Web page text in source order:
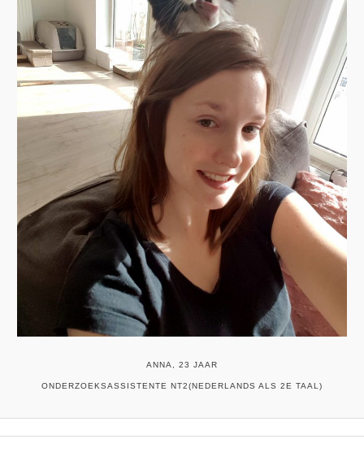
ANNA, 23 JAAR
ONDERZOEKSASSISTENTE NT2(NEDERLANDS ALS 2E TAAL)